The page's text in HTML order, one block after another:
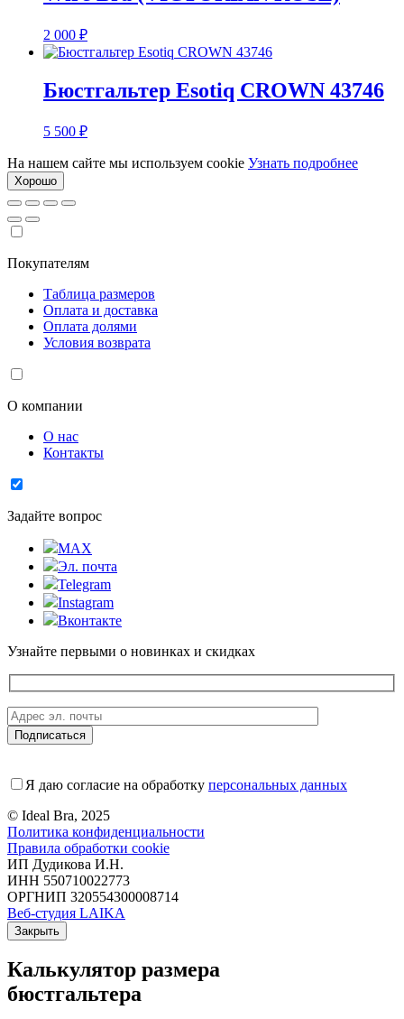
2 000 ₽
Бюстгальтер Esotiq CROWN 43746
5 500 ₽
На нашем сайте мы используем cookie Узнать подробнее
Хорошо
Покупателям
Таблица размеров
Оплата и доставка
Оплата долями
Условия возврата
О компании
О нас
Контакты
Задайте вопрос
MAX
Эл. почта
Telegram
Instagram
Вконтакте
Узнайте первыми о новинках и скидках
Я даю согласие на обработку персональных данных
© Ideal Bra, 2025
Политика конфиденциальности
Правила обработки cookie
ИП Дудикова И.Н.
ИНН 550710022773
ОРГНИП 320554300008714
Веб-студия LAIKA
Закрыть
Калькулятор размера
бюстгальтера